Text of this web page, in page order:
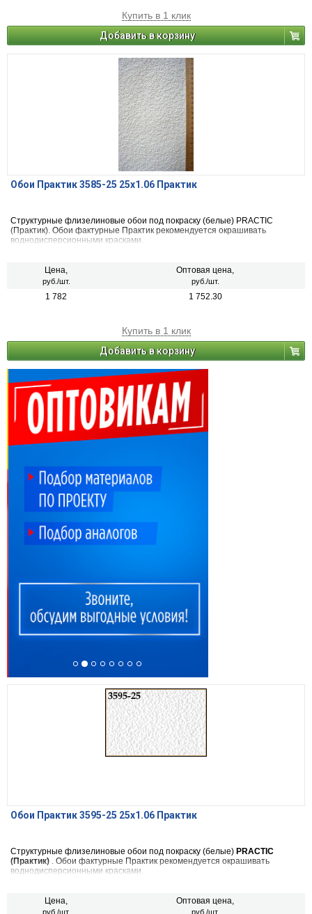
Купить в 1 клик
Добавить в корзину
Обои Практик 3585-25 25х1.06 Практик
Структурные флизелиновые обои под покраску (белые) PRACTIC
(Практик). Обои фактурные Практик рекомендуется окрашивать
воднодисперсионными красками.
Цена,
руб./шт.
Оптовая цена,
руб./шт.
1 782 1 752.30
Купить в 1 клик
Добавить в корзину
Обои Практик 3595-25 25х1.06 Практик
Структурные флизелиновые обои под покраску (белые) PRACTIC
(Практик) . Обои фактурные Практик рекомендуется окрашивать
воднодисперсионными красками.
Цена,
руб./шт.
Оптовая цена,
руб./шт.